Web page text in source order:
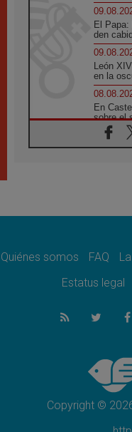
El
den
León
en la
En
sobre el
En
del
Filipinas:
se
crisis
Quiénes somos FAQ
Estatus legal
Copyright ©